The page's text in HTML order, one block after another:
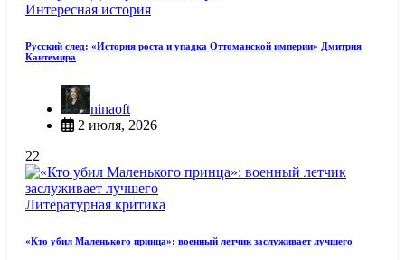
Интересная история
Русский след: «История роста и упадка Оттоманской империи» Дмитрия
Кантемира
ninaoft
2 июля, 2026
22
Литературная критика
«Кто убил Маленького принца»: военный летчик заслуживает лучшего